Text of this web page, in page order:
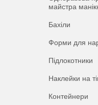
майстра
Бахіли
Форми для
Підлокотники
Наклейки на
Контейнери